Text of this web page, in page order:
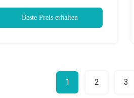
Beste Preis erhalten
1 2 3